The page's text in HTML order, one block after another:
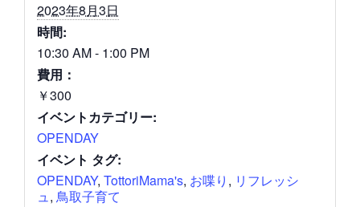
2023年8月3日
時間:
10:30 AM - 1:00 PM
費用：
￥300
イベントカテゴリー:
OPENDAY
イベント タグ:
OPENDAY, TottoriMama's, お喋り , リフレッシ
ュ, 鳥取子育て